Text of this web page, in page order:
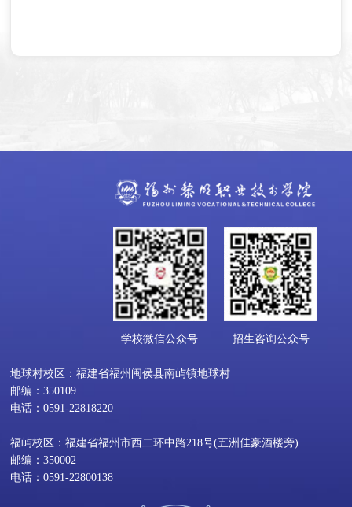
学校微信公众号 招生咨询公众号
地球村校区：福建省福州闽侯县南屿镇地球村
邮编：350109
电话：0591-22818220
福屿校区：福建省福州市西二环中路218号(五洲佳豪酒楼旁)
邮编：350002
电话：0591-22800138